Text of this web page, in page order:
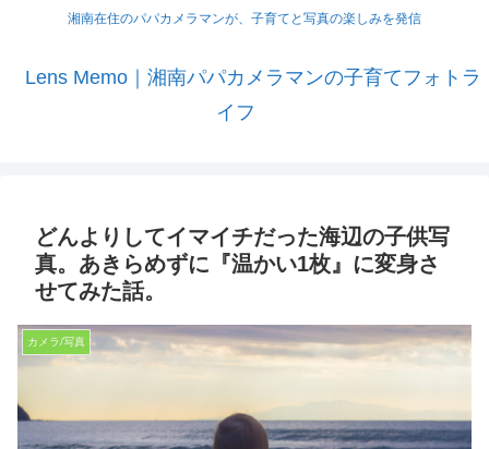
湘南在住のパパカメラマンが、子育てと写真の楽しみを発信
Lens Memo｜湘南パパカメラマンの子育てフォトラ
イフ
どんよりしてイマイチだった海辺の子供写
真。あきらめずに『温かい1枚』に変身さ
せてみた話。
カメラ/写真